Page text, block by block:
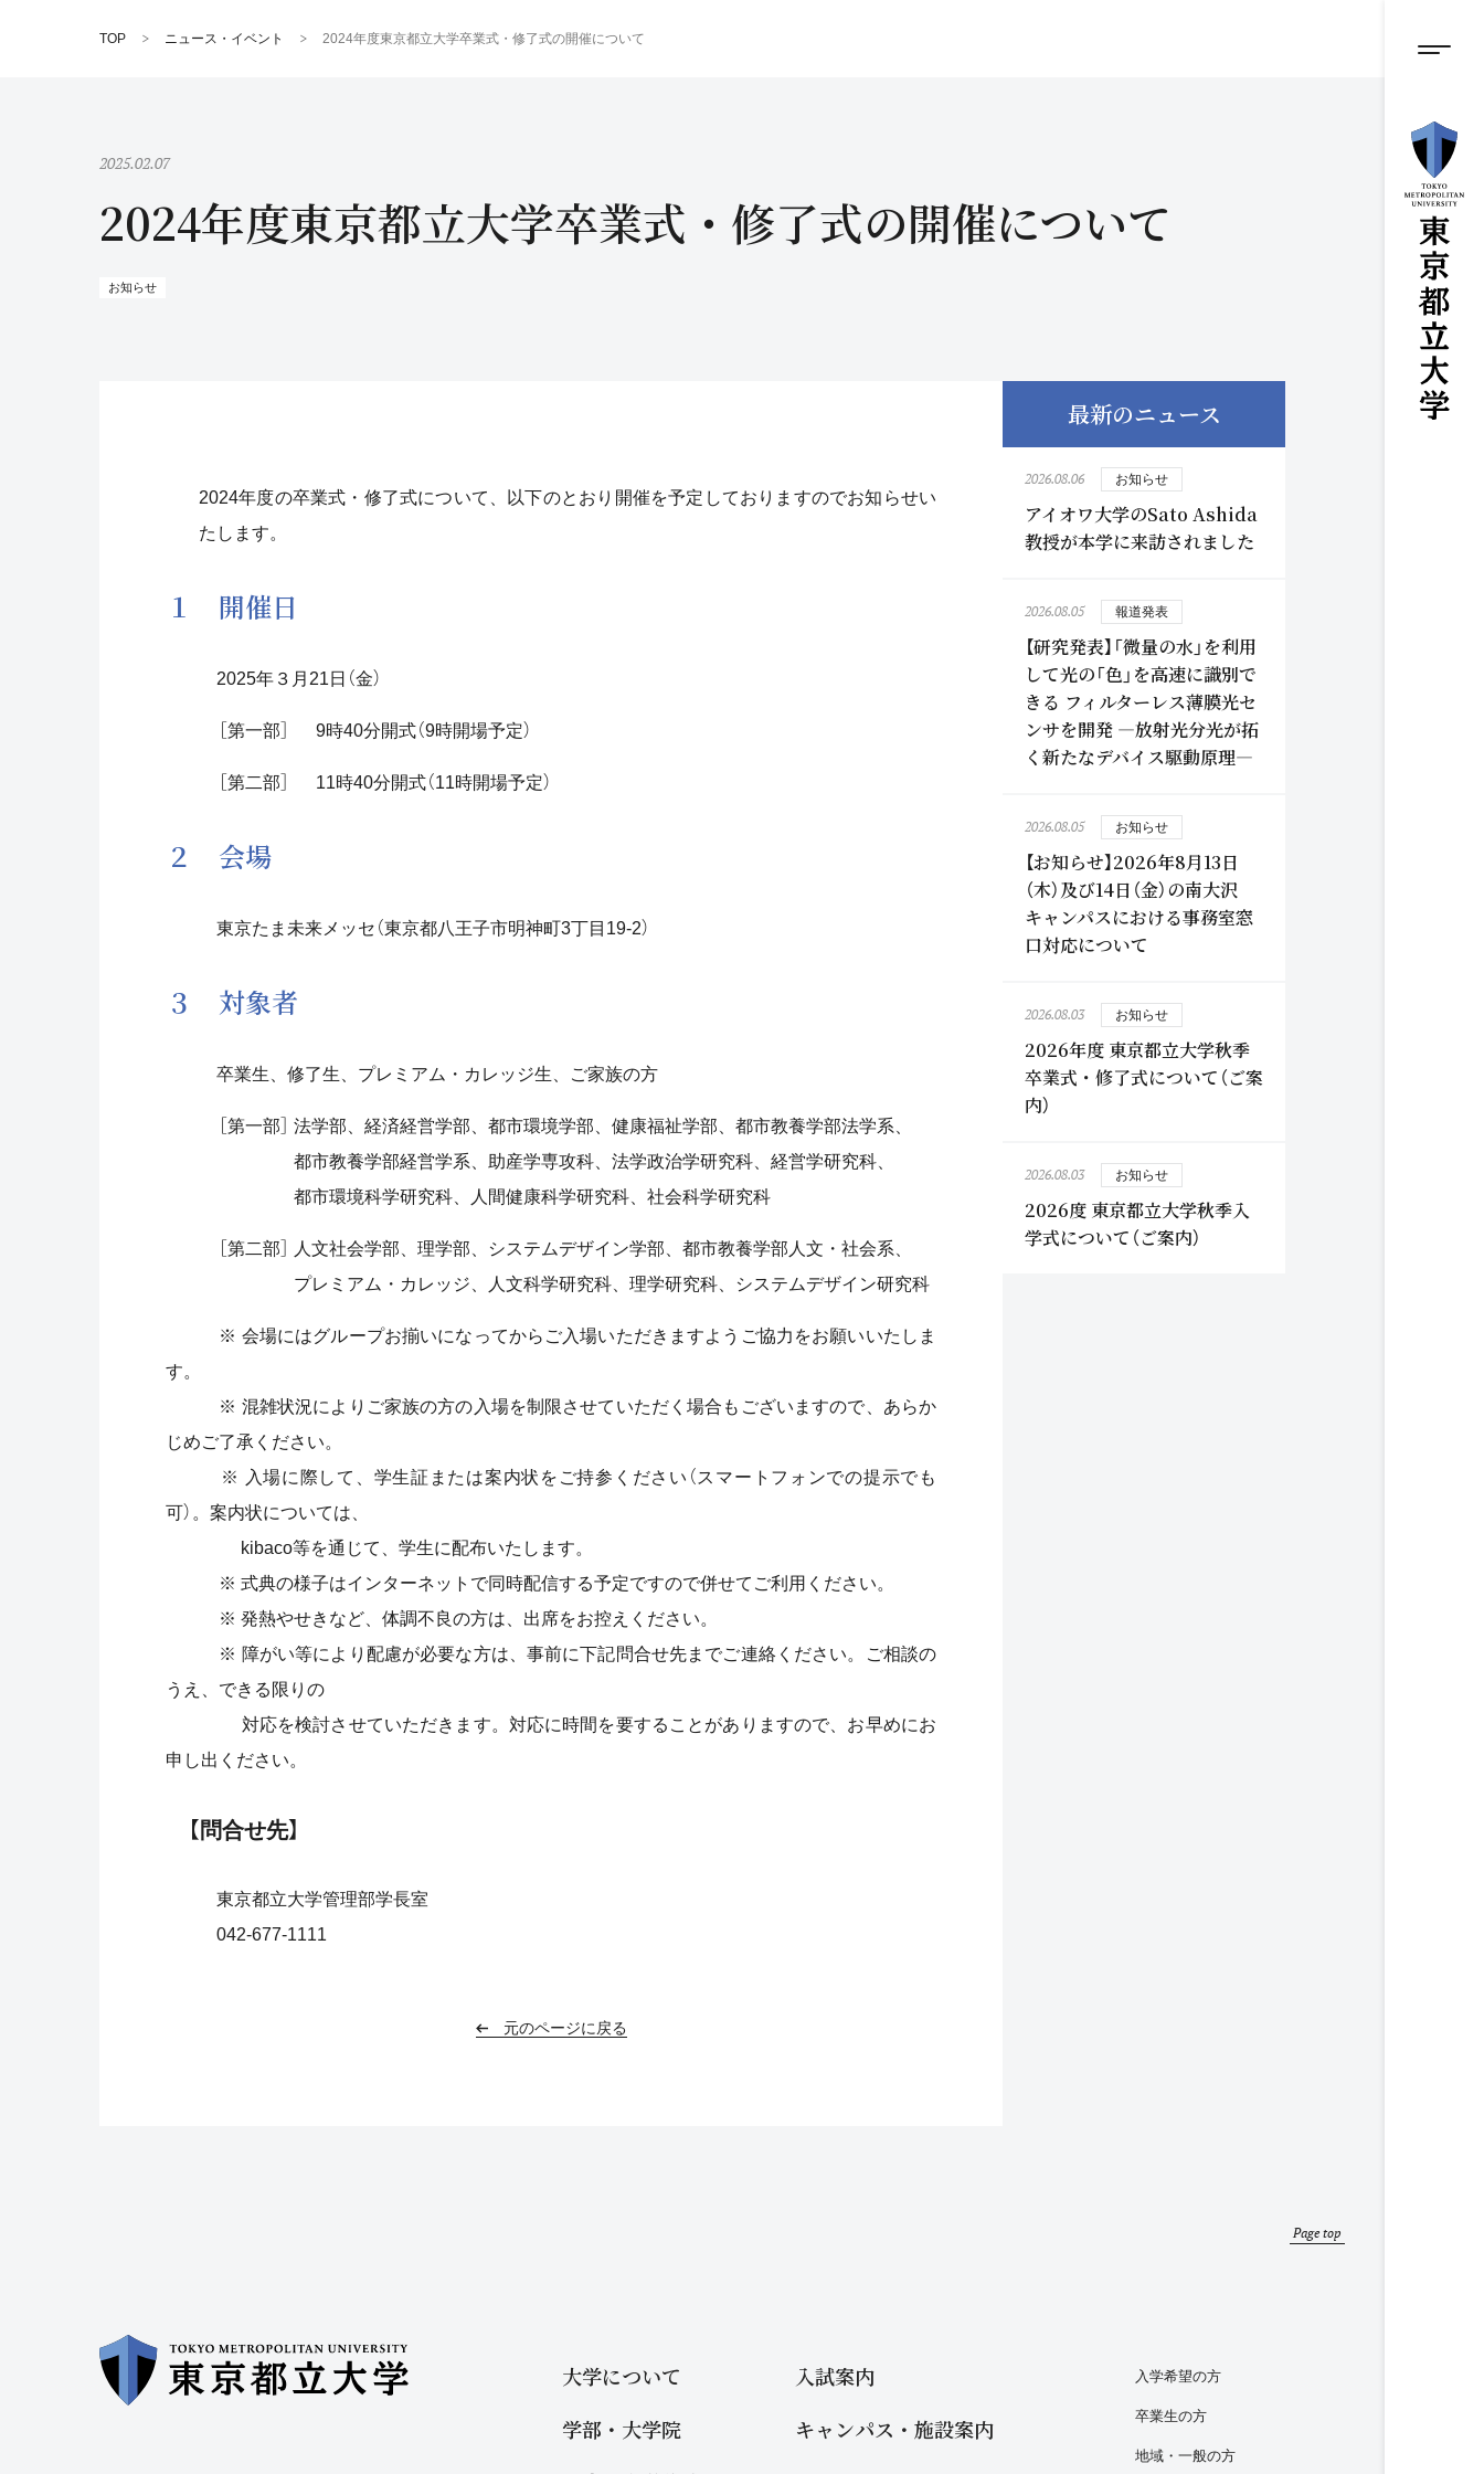
ン
ン
ツ
に
ス
キ
ッ
プ
メニ
TOP ニュース・イベント 2024年度東京都立大学卒業式・修了式の開催について
2025.02.07
2024年度東京都立大学卒業式・修了式の開催について
お知らせ
2024年度の卒業式・修了式について、以下のとおり開催を予定しておりますのでお知らせい
たします。
１ 開催日
2025年３月21日（金）
［第一部］ 9時40分開式（9時開場予定）
［第二部］ 11時40分開式（11時開場予定）
２ 会場
東京たま未来メッセ（東京都八王子市明神町3丁目19-2）
３ 対象者
卒業生、修了生、プレミアム・カレッジ生、ご家族の方
［第一部］ 法学部、経済経営学部、都市環境学部、健康福祉学部、都市教養学部法学系、
都市教養学部経営学系、助産学専攻科、法学政治学研究科、経営学研究科、
都市環境科学研究科、人間健康科学研究科、社会科学研究科
［第二部］ 人文社会学部、理学部、システムデザイン学部、都市教養学部人文・社会系、
プレミアム・カレッジ、人文科学研究科、理学研究科、システムデザイン研究科
※ 会場にはグループお揃いになってからご入場いただきますようご協力をお願いいたしま
す。
※ 混雑状況によりご家族の方の入場を制限させていただく場合もございますので、あらか
じめご了承ください。
※ 入場に際して、学生証または案内状をご持参ください（スマートフォンでの提示でも
可）。案内状については、
kibaco等を通じて、学生に配布いたします。
※ 式典の様子はインターネットで同時配信する予定ですので併せてご利用ください。
※ 発熱やせきなど、体調不良の方は、出席をお控えください。
※ 障がい等により配慮が必要な方は、事前に下記問合せ先までご連絡ください。ご相談の
うえ、できる限りの
対応を検討させていただきます。対応に時間を要することがありますので、お早めにお
申し出ください。
【問合せ先】
東京都立大学管理部学長室
042-677-1111
元のページに戻る
最新のニュース
2026.08.06 お知らせ
アイオワ大学のSato Ashida
教授が本学に来訪されました
2026.08.05 報道発表
【研究発表】「微量の水」を利用
して光の「色」を高速に識別で
きる フィルターレス薄膜光セ
ンサを開発 ―放射光分光が拓
く新たなデバイス駆動原理―
2026.08.05 お知らせ
【お知らせ】2026年8月13日
（木）及び14日（金）の南大沢
キャンパスにおける事務室窓
口対応について
2026.08.03 お知らせ
2026年度 東京都立大学秋季
卒業式・修了式について（ご案
内）
2026.08.03 お知らせ
2026度 東京都立大学秋季入
学式について（ご案内）
Page top
大学について
学部・大学院
入試案内
キャンパス・施設案内
入学希望の方
卒業生の方
地域・一般の方